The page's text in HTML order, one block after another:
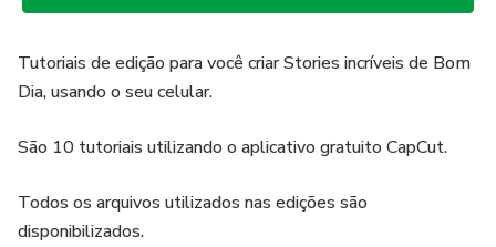
Tutoriais de edição para você criar Stories incríveis de Bom
Dia, usando o seu celular.
São 10 tutoriais utilizando o aplicativo gratuito CapCut.
Todos os arquivos utilizados nas edições são
disponibilizados.